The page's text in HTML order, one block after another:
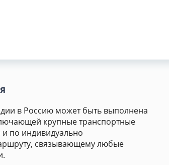
в Россию может быть выполнена
крупные транспортные
и по индивидуально
связывающему любые